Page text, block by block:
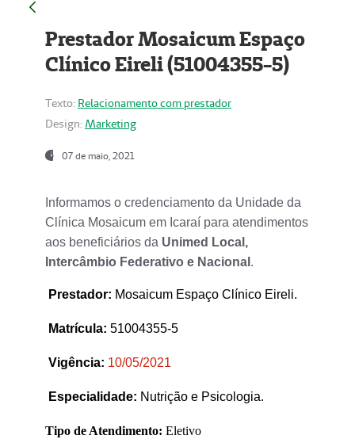
Prestador Mosaicum Espaço
Clínico Eireli (51004355-5)
Texto: Relacionamento com prestador
Design: Marketing
07 de maio, 2021
Informamos o credenciamento da Unidade da
Clínica Mosaicum em Icaraí para atendimentos
aos beneficiários da Unimed Local,
Intercâmbio Federativo e Nacional .
Prestador: Mosaicum Espaço Clínico Eireli.
Matrícula: 51004355-5
Vigência: 10/05/2021
Especialidade: Nutrição e Psicologia.
Tipo de Atendimento: Eletivo